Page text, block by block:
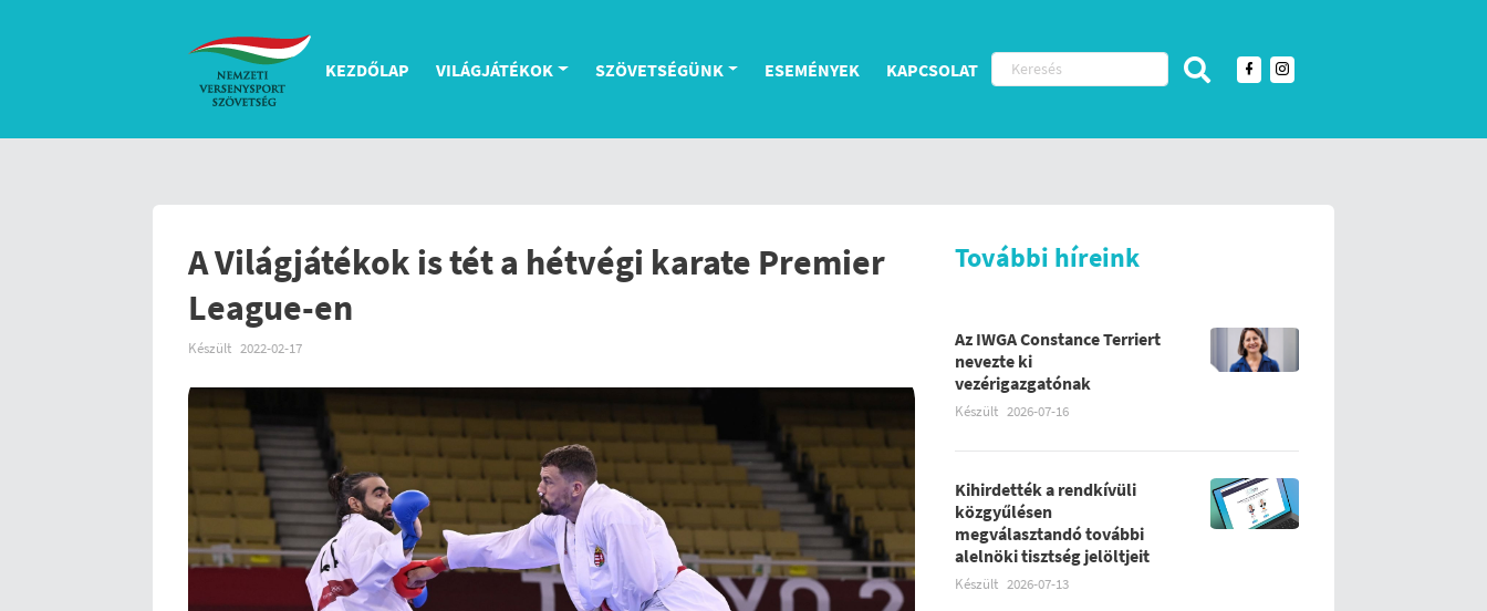
KEZDŐLAP VILÁGJÁTÉKOK SZÖVETSÉGÜNK ESEMÉNYEK KAPCSOLAT
A Világjátékok is tét a hétvégi karate Premier
League-en
Készült 2022-02-17
További híreink
Az IWGA Constance Terriert
nevezte ki
vezérigazgatónak
Készült 2026-07-16
Kihirdették a rendkívüli
közgyűlésen
megválasztandó további
alelnöki tisztség jelöltjeit
Készült 2026-07-13